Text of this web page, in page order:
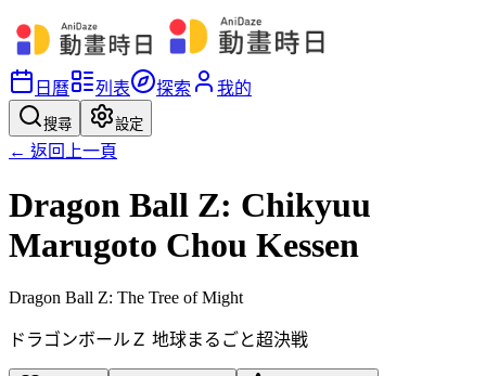
日曆 列表 探索 我的
搜尋 設定
← 返回上一頁
Dragon Ball Z: Chikyuu
Marugoto Chou Kessen
Dragon Ball Z: The Tree of Might
ドラゴンボールＺ 地球まるごと超決戦